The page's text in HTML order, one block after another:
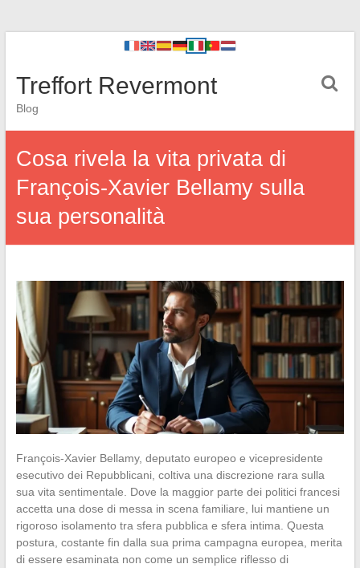
Treffort Revermont
Blog
Cosa rivela la vita privata di
François-Xavier Bellamy sulla
sua personalità
François-Xavier Bellamy, deputato europeo e vicepresidente
esecutivo dei Repubblicani, coltiva una discrezione rara sulla
sua vita sentimentale. Dove la maggior parte dei politici francesi
accetta una dose di messa in scena familiare, lui mantiene un
rigoroso isolamento tra sfera pubblica e sfera intima. Questa
postura, costante fin dalla sua prima campagna europea, merita
di essere esaminata non come un semplice riflesso di